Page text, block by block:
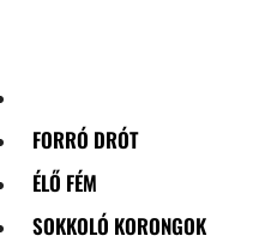
FORRÓ DRÓT
ÉLŐ FÉM
SOKKOLÓ KORONGOK